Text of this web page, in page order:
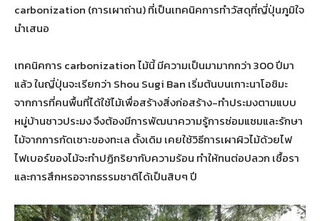
carbonization (การเผาถ่าน) ที่เป็นเทคนิคการทำวัสดุที่ญี่ปุ่นภูมิใจ
นำเสนอ
เทคนิคการ carbonization ไม้นี้ มีความเป็นมามากกว่า 300 ปีมา
แล้ว ในญี่ปุ่นจะเรียกว่า Shou Sugi Ban เริ่มต้นบนเกาะนาโอชิมะ
จากการที่คนพื้นที่ได้ใช้ไม้เพื่อสร้างสิ่งก่อสร้าง-ทำประมงตามแบบ
หมู่บ้านชาวประมง จึงต้องมีการพัฒนาความรู้การซ่อมแซมและรักษา
ไม้จากการกัดเซาะของทะเล ดั้งเดิม เคยใช้วิธีการเผาผิวไม้ด้วยไฟ
ไฟเบอร์ของไม้จะทำปฏิกริยากับความร้อน ทำให้ทนต่อปลวก เชื้อรา
และการสึกหรอจากธรรมชาติได้เป็นสิบๆ ปี